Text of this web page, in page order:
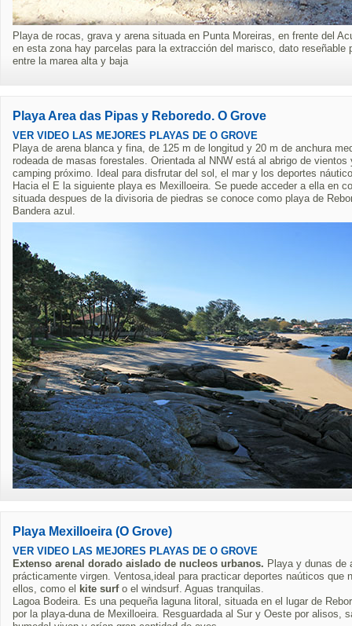
Playa de rocas, grava y arena situada en Punta Moreiras, en frente del
en esta zona hay parcelas para la extracción del marisco, dato reseñable
entre la marea alta y baja
Playa Area das Pipas y Reboredo. O Grove
VER VIDEO LAS MEJORES PLAYAS DE O GROVE
Playa de arena blanca y fina, de 125 m de longitud y 20 m de anchura
rodeada de masas forestales. Orientada al NNW está al abrigo de
camping próximo. Ideal para disfrutar del sol, el mar y los deportes
Hacia el E la siguiente playa es Mexilloeira. Se puede acceder a ella en
situada despues de la divisoria de piedras se conoce como playa de
Bandera azul.
Playa Mexilloeira (O Grove)
VER VIDEO LAS MEJORES PLAYAS DE O GROVE
Extenso arenal dorado aislado de nucleos urbanos. Playa y dunas de
prácticamente virgen. Ventosa,ideal para practicar deportes naúticos que
ellos, como el kite surf o el windsurf. Aguas tranquilas.
Lagoa Bodeira. Es una pequeña laguna litoral, situada en el lugar de
por la playa-duna de Mexilloeira. Resguardada al Sur y Oeste por alisos,